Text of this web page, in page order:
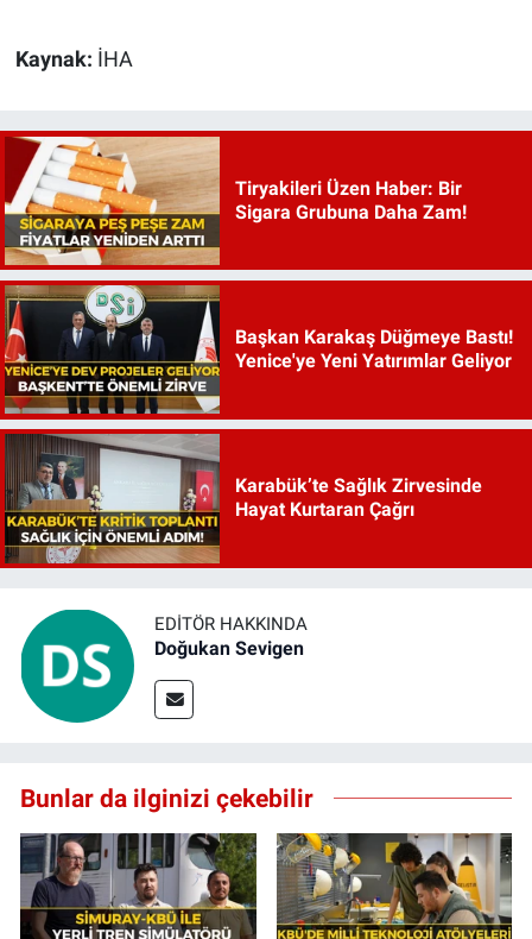
Kaynak: İHA
Tiryakileri Üzen Haber: Bir
Sigara Grubuna Daha Zam!
Başkan Karakaş Düğmeye Bastı!
Yenice'ye Yeni Yatırımlar Geliyor
Karabük’te Sağlık Zirvesinde
Hayat Kurtaran Çağrı
EDITÖR HAKKINDA
Doğukan Sevigen
Bunlar da ilginizi çekebilir